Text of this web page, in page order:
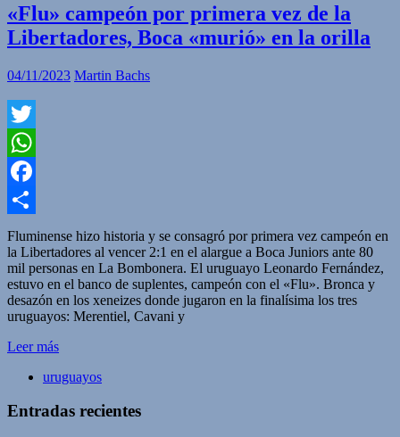
«Flu» campeón por primera vez de la
Libertadores, Boca «murió» en la orilla
04/11/2023 Martin Bachs
Twitter
WhatsApp
Facebook
Compartir
Fluminense hizo historia y se consagró por primera vez campeón en
la Libertadores al vencer 2:1 en el alargue a Boca Juniors ante 80
mil personas en La Bombonera. El uruguayo Leonardo Fernández,
estuvo en el banco de suplentes, campeón con el «Flu». Bronca y
desazón en los xeneizes donde jugaron en la finalísima los tres
uruguayos: Merentiel, Cavani y
Leer más
uruguayos
Entradas recientes